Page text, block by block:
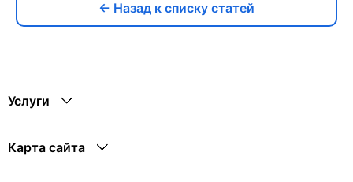
← Назад к списку статей
Услуги
Карта сайта